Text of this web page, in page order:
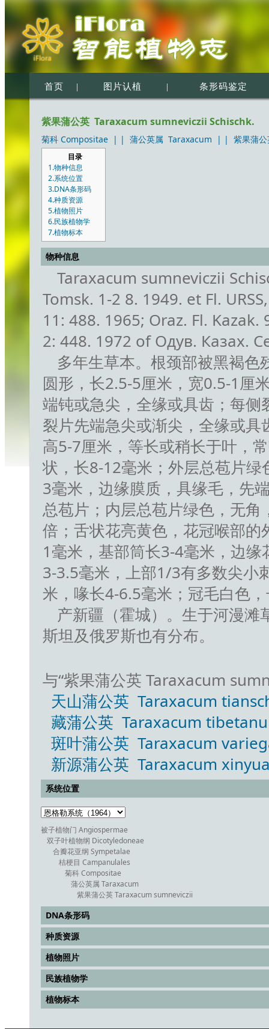
首页 | 图片认植 | 条形码鉴定
紫果蒲公英 Taraxacum sumneviczii Schischk.
菊科 Compositae | | 蒲公英属 Taraxacum | | 紫果蒲
目录
1.物种信息
2.系统位置
3.DNA条形码
4.种质资源
5.植物照片
6.民族植物学
7.植物标本
物种信息
Taraxacum sumneviczii
Tomsk. 1-2 8. 1949. et Fl.
11: 488. 1965; Oraz. Fl.
2: 448. 1972 of Одув. Казах.
多年生草本。根颈部被黑褐
圆形，长2.5-5厘米，宽0.5-1厘
端钝或急尖，全缘或具齿；每
裂片先端急尖或渐尖，全缘或
高5-7厘米，等长或稍长于叶，
状，长8-12毫米；外层总苞片
3毫米，边缘膜质，具缘毛，先
总苞片；内层总苞片绿色，无
倍；舌状花亮黄色，花冠喉部
1毫米，基部筒长3-4毫米，边
3-3.5毫米，上部1/3有多数尖小
米，喙长4-6.5毫米；冠毛白色
产新疆（霍城）。生于河漫
斯坦及俄罗斯也有分布。
与“紫果蒲公英 Taraxacum
天山蒲公英 Taraxacum
藏蒲公英 Taraxacum
斑叶蒲公英 Taraxacum
新源蒲公英 Taraxacum
系统位置
被子植物门 Angiospermae
双子叶植物纲 Dicotyledoneae
合瓣花亚纲 Sympetalae
桔梗目 Campanulales
菊科 Compositae
蒲公英属 Taraxacum
紫果蒲公英 Taraxacum sumneviczii
DNA条形码
种质资源
植物照片
民族植物学
植物标本